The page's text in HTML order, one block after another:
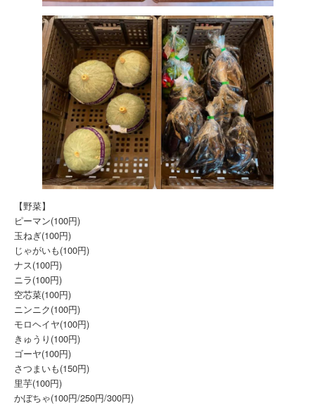
【野菜】
ピーマン(100円)
玉ねぎ(100円)
じゃがいも(100円)
ナス(100円)
ニラ(100円)
空芯菜(100円)
ニンニク(100円)
モロヘイヤ(100円)
きゅうり(100円)
ゴーヤ(100円)
さつまいも(150円)
里芋(100円)
かぼちゃ(100円/250円/300円)